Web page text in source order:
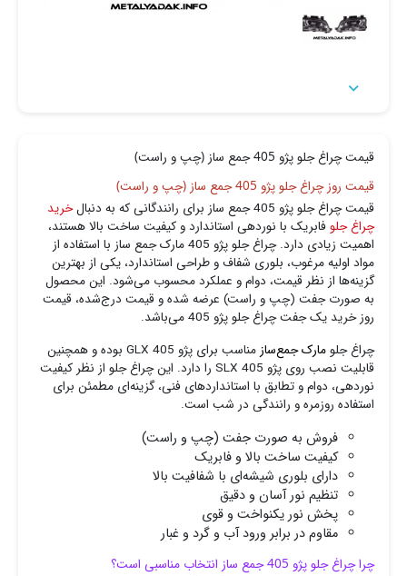

قیمت چراغ جلو پژو 405 جمع ساز (چپ و راست)
قیمت روز چراغ جلو پژو 405 جمع ساز (چپ و راست)
قیمت چراغ جلو پژو 405 جمع ساز برای رانندگانی که به دنبال
خرید
چراغ جلو فابریک با نوردهی استاندارد و کیفیت ساخت بالا هستند،
اهمیت زیادی دارد. چراغ جلو پژو 405 مارک جمع ساز با استفاده از
مواد اولیه مرغوب، بلوری شفاف و طراحی استاندارد، یکی از بهترین
گزینه‌ها از نظر قیمت، دوام و عملکرد محسوب می‌شود. این محصول
به صورت جفت (چپ و راست) عرضه شده و قیمت درج‌شده، قیمت
روز خرید یک جفت چراغ جلو پژو 405 می‌باشد.
چراغ جلومارک جمع‌ساز
مناسب برای پژو 405 GLX بوده و همچنین
قابلیت نصب روی پژو 405 SLX را دارد. این چراغ جلو از نظر کیفیت
نوردهی، دوام و تطابق با استانداردهای فنی، گزینه‌ای مطمئن برای
استفاده روزمره و رانندگی در شب است.
فروش به صورت جفت (چپ و راست)
کیفیت ساخت بالا و فابریک
دارای بلوری شیشه‌ای با شفافیت بالا
تنظیم نور آسان و دقیق
پخش نور یکنواخت و قوی
مقاوم در برابر ورود آب و گرد و غبار
چرا چراغ جلو پژو 405 جمع ساز انتخاب مناسبی است؟